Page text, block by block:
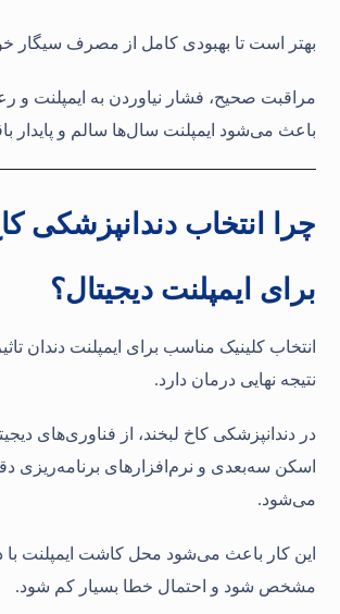
بهتر است تا بهبودی کامل از مصرف سیگار
مراقبت صحیح، فشار نیاوردن به ایمپلنت و
باعث می‌شود ایمپلنت سال‌ها سالم و پایدار
چرا انتخاب دندانپزشکی
برای ایمپلنت دیجیتال؟
انتخاب کلینیک مناسب برای ایمپلنت دندان
نتیجه نهایی درمان دارد.
در دندانپزشکی کاخ لبخند، از فناوری‌های
اسکن سه‌بعدی و نرم‌افزارهای برنامه‌ریزی
می‌شود.
این کار باعث می‌شود محل کاشت ایمپلنت با
مشخص شود و احتمال خطا بسیار کم شود.